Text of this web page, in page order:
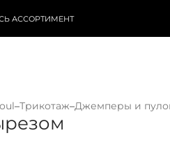
АССОРТИМЕНТ
–Трикотаж–Джемперы и